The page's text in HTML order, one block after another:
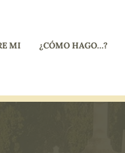
MI ¿CÓMO HAGO…?